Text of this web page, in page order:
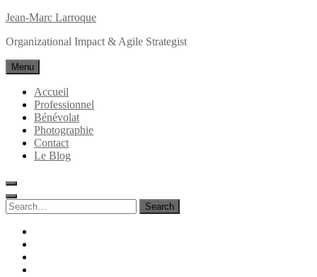
Skip
content
Jean-Marc Larroque
Organizational Impact & Agile Strategist
Menu
Accueil
Professionnel
Bénévolat
Photographie
Contact
Le Blog
Search
for:
Search